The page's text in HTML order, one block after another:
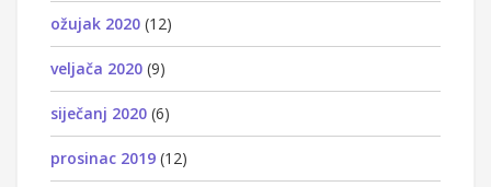
ožujak 2020 (12)
veljača 2020 (9)
siječanj 2020 (6)
prosinac 2019 (12)